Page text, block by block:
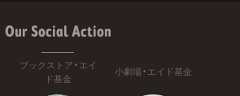
Our Social Action
ブックストア・エイ
ド基金
小劇場・エイド基金